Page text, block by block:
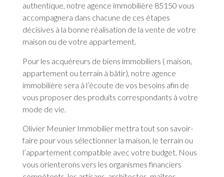
authentique, notre agence immobilière 85150 vous
accompagnera dans chacune de ces étapes
décisives à la bonne réalisation de la vente de votre
maison ou de votre appartement.
Pour les acquéreurs de biens immobiliers ( maison,
appartement ou terrain à bâtir), notre agence
immobilière sera à l’écoute de vos besoins afin de
vous proposer des produits correspondants à votre
mode de vie.
Olivier Meunier Immobilier mettra tout son savoir-
faire pour vous sélectionner la maison, le terrain ou
l’appartement compatible avec votre budget. Nous
vous orienterons vers les organismes financiers